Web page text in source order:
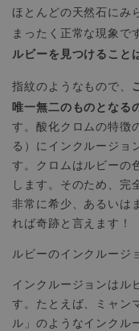
ほとんどの天然石にみ
まったく正常な現象で
ルビーを見つけること
指紋のようなもので、
唯一無二のものとなる
す。酸化クロムの特徴
る）にインクルージョ
す。クロムはルビーの
します。そのため、完
非常に希少、あるいは
れば奇跡と言えます！
ルビーのインクルージ
インクルージョンはル
す。たとえば、ミャン
ル」のようなインクル